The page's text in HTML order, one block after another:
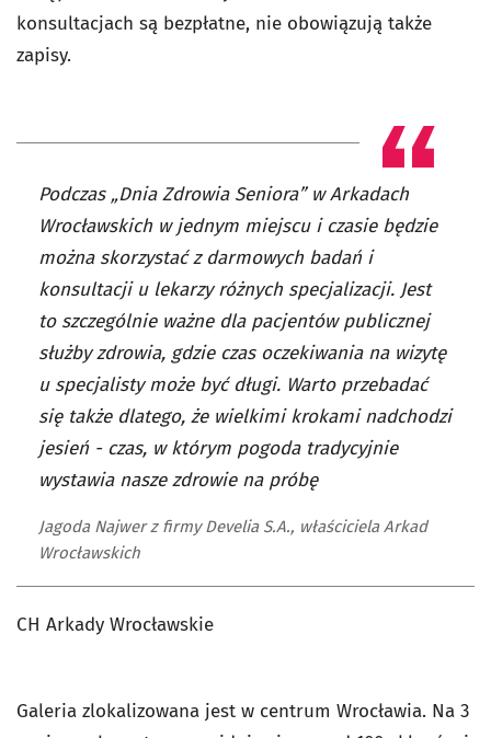
konsultacjach są bezpłatne, nie obowiązują także
zapisy.
Podczas „Dnia Zdrowia Seniora” w Arkadach
Wrocławskich w jednym miejscu i czasie będzie
można skorzystać z darmowych badań i
konsultacji u lekarzy różnych specjalizacji. Jest
to szczególnie ważne dla pacjentów publicznej
służby zdrowia, gdzie czas oczekiwania na wizytę
u specjalisty może być długi. Warto przebadać
się także dlatego, że wielkimi krokami nadchodzi
jesień - czas, w którym pogoda tradycyjnie
wystawia nasze zdrowie na próbę
Jagoda Najwer z firmy Develia S.A., właściciela Arkad
Wrocławskich
CH Arkady Wrocławskie
Galeria zlokalizowana jest w centrum Wrocławia. Na 3